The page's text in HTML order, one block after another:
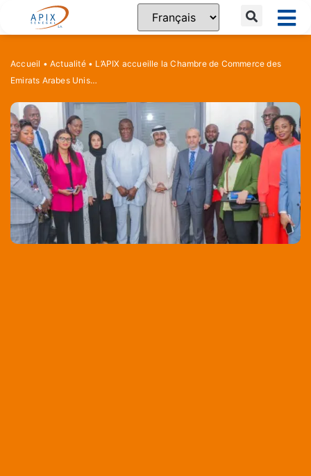
Accueil •Actualité• L’APIX accueille la Chambre de Commerce des
Emirats Arabes Unis…